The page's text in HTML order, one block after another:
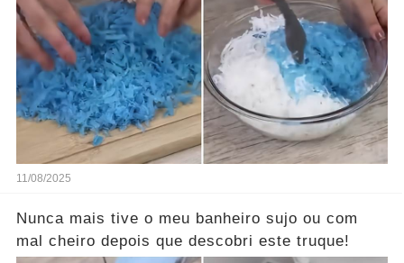
11/08/2025
Nunca mais tive o meu banheiro sujo ou com
mal cheiro depois que descobri este truque!